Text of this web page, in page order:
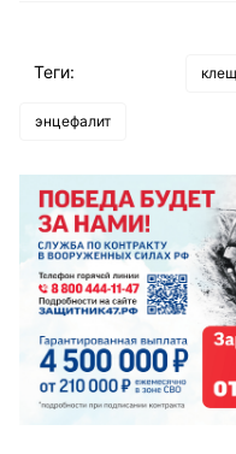
Теги:
энцефалит